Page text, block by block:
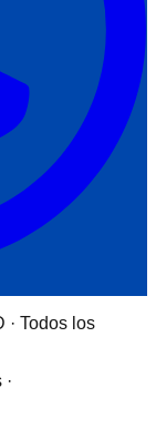
· Todos los